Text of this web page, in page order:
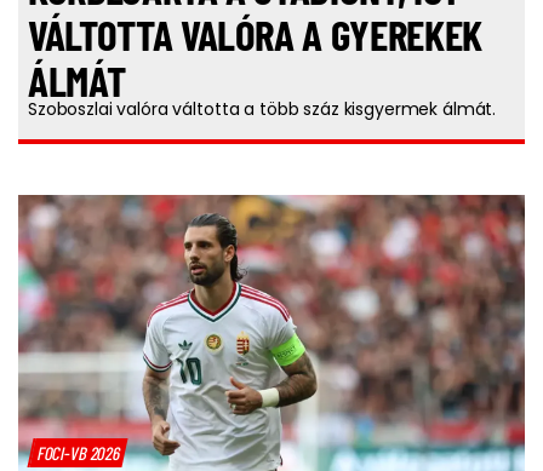
VÁLTOTTA VALÓRA A GYEREKEK
ÁLMÁT
Szoboszlai valóra váltotta a több száz kisgyermek álmát.
FOCI-VB 2026